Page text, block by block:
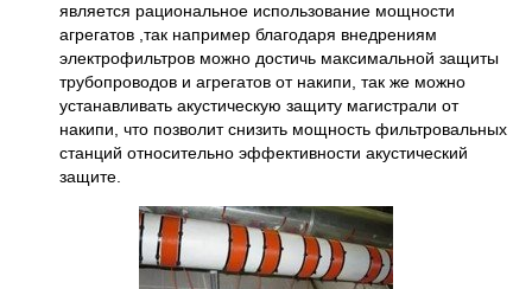
является рациональное использование мощности
агрегатов ,так например благодаря внедрениям
электрофильтров можно достичь максимальной защиты
трубопроводов и агрегатов от накипи, так же можно
устанавливать акустическую защиту магистрали от
накипи, что позволит снизить мощность фильтровальных
станций относительно эффективности акустический
защите.